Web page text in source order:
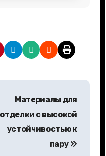
Материалы для
отделки с высокой
устойчивостью к
пару